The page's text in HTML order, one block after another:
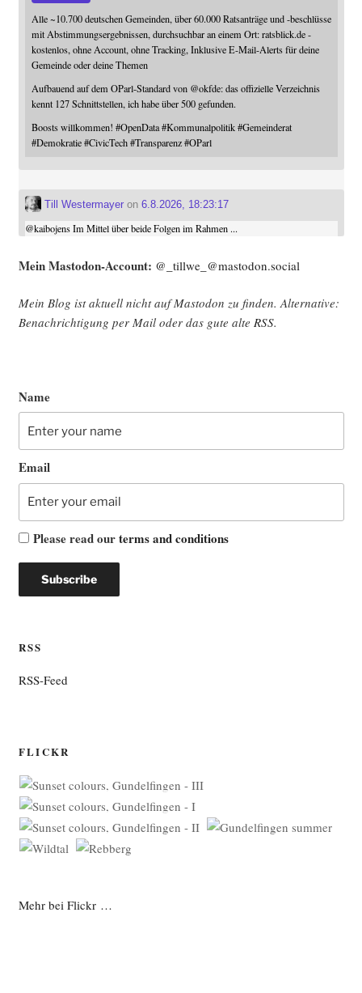
Alle ~10.700 deutschen Gemeinden, über 60.000 Ratsanträge und -beschlüsse
mit Abstimmungsergebnissen, durchsuchbar an einem Ort: ratsblick.de -
kostenlos, ohne Account, ohne Tracking, Inklusive E-Mail-Alerts für deine
Gemeinde oder deine Themen
Aufbauend auf dem OParl-Standard von @okfde: das offizielle Verzeichnis
kennt 127 Schnittstellen, ich habe über 500 gefunden.
Boosts willkommen! #OpenData #Kommunalpolitik #Gemeinderat
#Demokratie #CivicTech #Transparenz #OParl
Till Westermayeron 6.8.2026, 18:23:17
@kaibojensIm Mittel über beide Folgen im Rahmen ...
Mein Mast­o­don-Account: @_tillwe_@mastodon.social
Mein Blog ist aktu­ell nicht auf Mast­o­don zu fin­den. Alter­na­ti­ve:
Benach­rich­ti­gung per Mail oder das gute alte RSS.
Name
Email
Please read ourterms and conditions
RSS
RSS-Feed
FLICKR
Mehr bei Flickr …